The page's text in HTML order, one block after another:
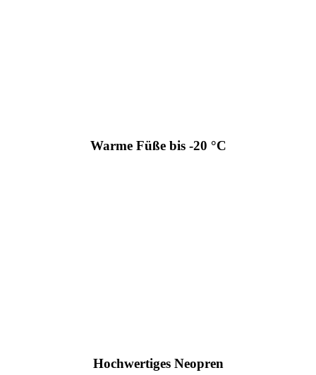
Warme Füße bis -20 °C
Hochwertiges Neopren